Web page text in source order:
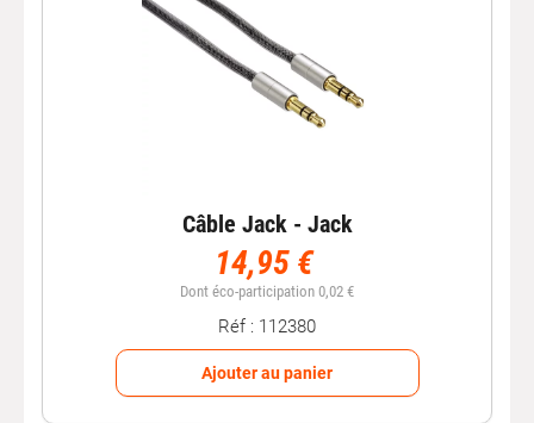
Câble Jack - Jack
14,95 €
Dont éco-participation 0,02 €
Réf : 112380
Ajouter au panier